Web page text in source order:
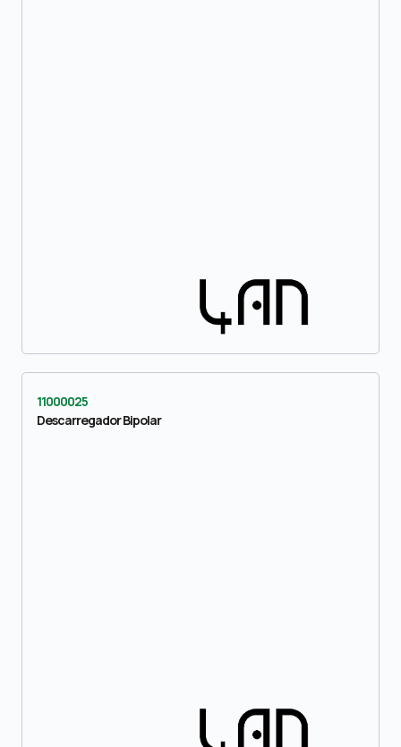
11000025
Descarregador Bipolar